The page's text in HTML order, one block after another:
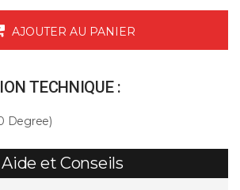
AJOUTER AU PANIER
TECHNIQUE :
Degree)
Aide et Conseils